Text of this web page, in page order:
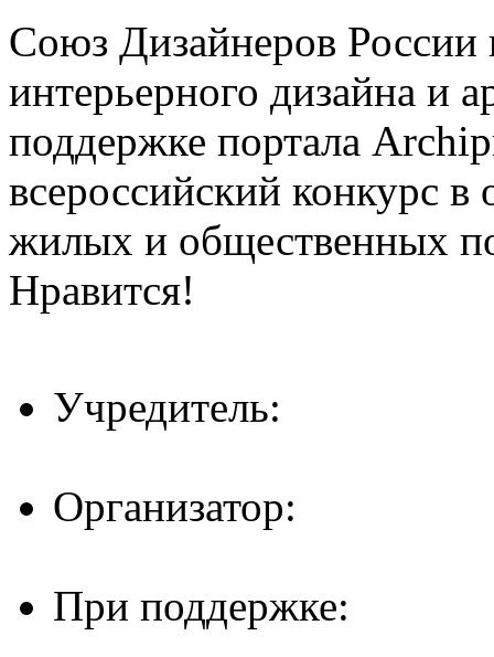
Союз Дизайнеров России
интерьерного дизайна и
поддержке портала
всероссийский конкурс в
жилых и общественных
Нравится!
Учредитель:
Организатор:
При поддержке: